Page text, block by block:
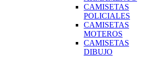
CAMISETAS
POLICIALES
CAMISETAS
MOTEROS
CAMISETAS
DIBUJO